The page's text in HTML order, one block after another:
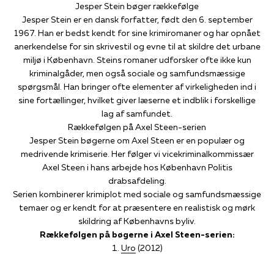
Jesper Stein bøger rækkefølge
Jesper Stein er en dansk forfatter, født den 6. september
1967. Han er bedst kendt for sine krimiromaner og har opnået
anerkendelse for sin skrivestil og evne til at skildre det urbane
miljø i København. Steins romaner udforsker ofte ikke kun
kriminalgåder, men også sociale og samfundsmæssige
spørgsmål. Han bringer ofte elementer af virkeligheden ind i
sine fortællinger, hvilket giver læserne et indblik i forskellige
lag af samfundet.
Rækkefølgen på Axel Steen-serien
Jesper Stein bøgerne om Axel Steen er en populær og
medrivende krimiserie. Her følger vi vicekriminalkommissær
Axel Steen i hans arbejde hos København Politis
drabsafdeling.
Serien kombinerer krimiplot med sociale og samfundsmæssige
temaer og er kendt for at præsentere en realistisk og mørk
skildring af Københavns byliv.
Rækkefølgen på bøgerne i Axel Steen-serien:
Uro (2012)